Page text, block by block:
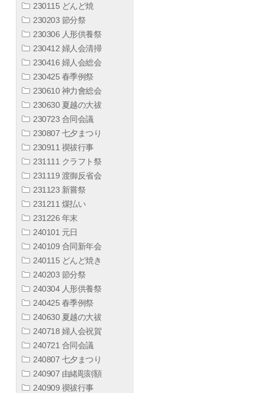
230115 どんど焼
230203 節分祭
230306 人形供養祭
230412 婦人会清掃
230416 婦人会総会
230425 春季例祭
230610 神力會総会
230630 夏越の大祓
230723 合同会議
230807 七夕まつり
230911 禊祓行事
231111 クラフト祭
231119 渡御反省会
231123 新嘗祭
231211 煤払い
231226 年末
240101 元日
240109 合同新年会
240115 どんど焼き
240203 節分祭
240304 人形供養祭
240425 春季例祭
240630 夏越の大祓
240718 婦人会祝賀
240721 合同会議
240807 七夕まつり
240907 由緒彫刻額
240909 禊祓行事